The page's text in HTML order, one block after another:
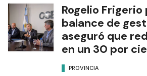
Rogelio
balance de
aseguró que
en un 30 por
PROVINCIA